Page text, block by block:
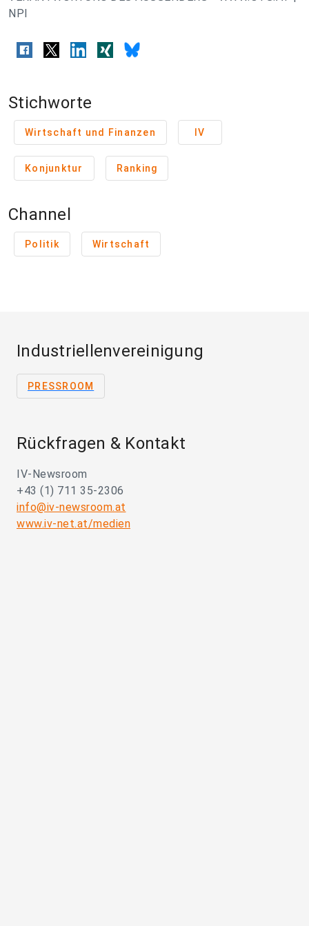
NPI
Stichworte
Wirtschaft und Finanzen IV
Konjunktur Ranking
Channel
Politik Wirtschaft
Industriellenvereinigung
PRESSROOM
Rückfragen & Kontakt
IV-Newsroom
+43 (1) 711 35-2306
info@iv-newsroom.at
www.iv-net.at/medien